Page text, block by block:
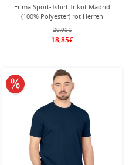
Erima Sport-Tshirt Trikot Madrid
(100% Polyester) rot Herren
20,95€
18,85€
10% reduziert